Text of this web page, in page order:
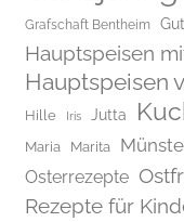
Grafschaft Bentheim
Hauptspeisen
Hauptspeisen
Hille Iris Jutta
Maria Marita
Osterrezepte
Rezepte für